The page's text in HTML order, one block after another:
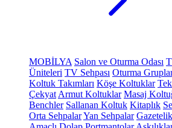
MOBİLYA Salon ve Oturma Odası
Üniteleri TV Sehpası Oturma
Koltuk Takımları Köşe Koltuklar
Çekyat Armut Koltuklar Masaj
Benchler Sallanan Koltuk Kitaplık
Orta SehpalarYan Sehpalar Gazetelik